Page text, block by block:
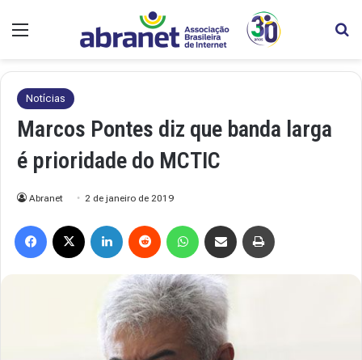
Notícias
Marcos Pontes diz que banda larga
é prioridade do MCTIC
Abranet 2 de janeiro de 2019